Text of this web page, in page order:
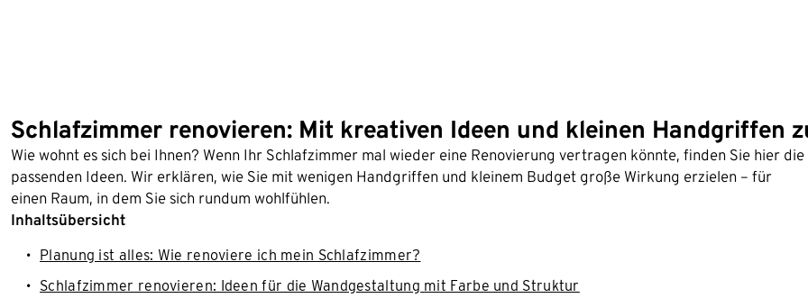
Schlafzimmer renovieren: Mit kreativen Ideen und kleinen Handgriffen
Wie wohnt es sich bei Ihnen? Wenn Ihr Schlafzimmer mal wieder eine Renovierung vertragen könnte, finden Sie hier die
passenden Ideen. Wir erklären, wie Sie mit wenigen Handgriffen und kleinem Budget große Wirkung erzielen – für
einen Raum, in dem Sie sich rundum wohlfühlen.
Inhaltsübersicht
Planung ist alles: Wie renoviere ich mein Schlafzimmer?
Schlafzimmer renovieren: Ideen für die Wandgestaltung mit Farbe und Struktur